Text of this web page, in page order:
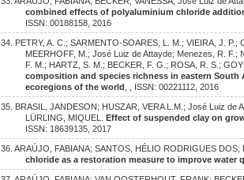
combined effects of polyaluminium chloride
ISSN: 00188158, 2016
34. PETRY, A. C.; SARMENTO-SOARES, L. M.; VIEIRA, J. P.;
MEERHOFF, M.; José Luiz de Attayde; Menezes, R. F.;
F. M.; HARTZ, S. M.; BECKER, F. G.; ROSA, R. S.;
composition and species richness in eastern
ecoregions of the world
, , ISSN: 00221112, 2016
35. BRASIL, JANDESON; HUSZAR, VERA L.M.; José Luiz de
LÜRLING, MIQUEL.Effect of suspended clay on
ISSN: 18639135, 2017
36. ARAÚJO, FABIANA; SANTOS, HÉLIO RODRIGUES DOS;
chloride as a restoration measure to improve water